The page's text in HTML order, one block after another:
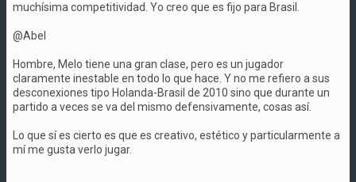
muchísima competitividad. Yo creo que es fijo para Brasil.
@Abel
Hombre, Melo tiene una gran clase, pero es un jugador
claramente inestable en todo lo que hace. Y no me refiero a sus
desconexiones tipo Holanda-Brasil de 2010 sino que durante un
partido a veces se va del mismo defensivamente, cosas así.
Lo que sí es cierto es que es creativo, estético y particularmente a
mí me gusta verlo jugar.